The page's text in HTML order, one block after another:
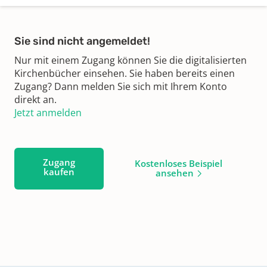
Sie sind nicht angemeldet!
Nur mit einem Zugang können Sie die digitalisierten
Kirchenbücher einsehen. Sie haben bereits einen
Zugang? Dann melden Sie sich mit Ihrem Konto
direkt an.
Jetzt anmelden
Zugang
kaufen
Kostenloses Beispiel
ansehen